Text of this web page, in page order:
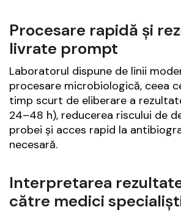
Procesare rapidă și
livrate prompt
Laboratorul dispune de linii
procesare microbiologică, ceea
timp scurt de eliberare a
24–48 h), reducerea riscului de
probei și acces rapid la
necesară.
Interpreta­rea
către medici